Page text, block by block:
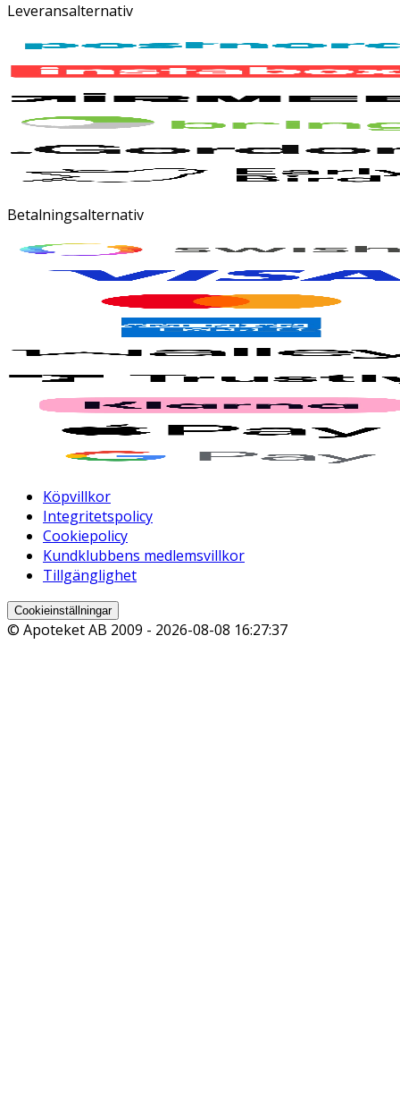
Leveransalternativ
Betalningsalternativ
Köpvillkor
Integritetspolicy
Cookiepolicy
Kundklubbens medlemsvillkor
Tillgänglighet
Cookieinställningar
© Apoteket AB 2009 - 2026-08-08 16:27:37